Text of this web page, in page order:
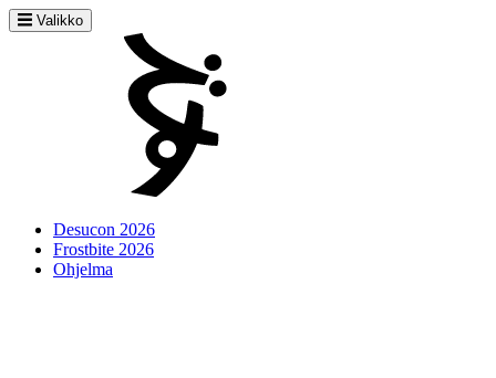
Valikko
Desucon 2026
Frostbite 2026
Ohjelma